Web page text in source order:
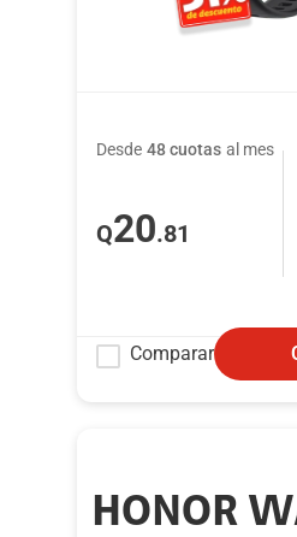
Desde 48 cuotas al mes
Q20.81
Comparar
HONOR